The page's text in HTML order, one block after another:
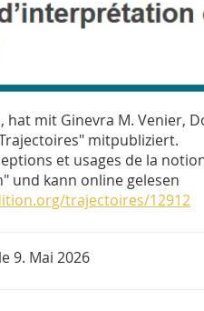
hat mit Ginevra M. Venier,
mitpubliziert.
et usages de la
und kann online gelesen
trajectoires/12912
9. Mai 2026